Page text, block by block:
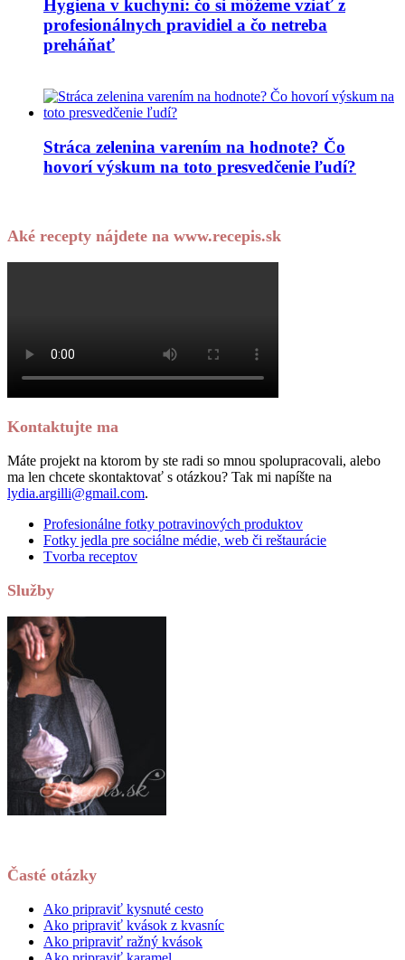
Hygiena v kuchyni: čo si môžeme vziať z
profesionálnych pravidiel a čo netreba
preháňať
Stráca zelenina varením na hodnote? Čo
hovorí výskum na toto presvedčenie ľudí?
Aké recepty nájdete na www.recepis.sk
Kontaktujte ma
Máte projekt na ktorom by ste radi so mnou spolupracovali, alebo
ma len chcete skontaktovať s otázkou? Tak mi napíšte na
lydia.argilli@gmail.com.
Profesionálne fotky potravinových produktov
Fotky jedla pre sociálne médie, web či reštaurácie
Tvorba receptov
Služby
Časté otázky
Ako pripraviť kysnuté cesto
Ako pripraviť kvások z kvasníc
Ako pripraviť ražný kvások